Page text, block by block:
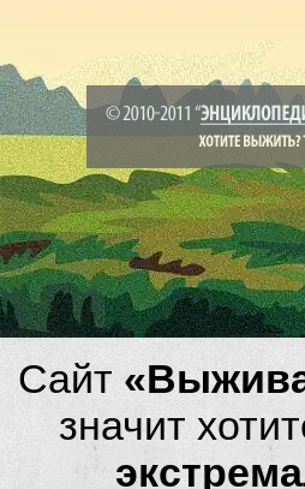
Сайт
значит